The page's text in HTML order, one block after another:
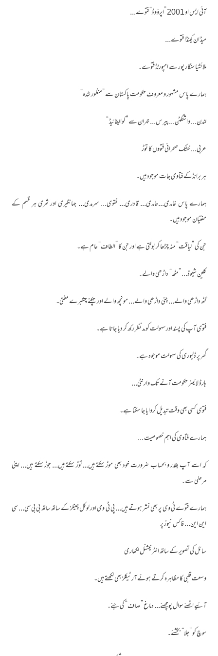
آئی ایس او 2001 ”اپرؤوڈ“ فتوے...
میڈ ان کینڈا فتوے...
ملائشیا سنگار پور سے امپورٹڈ فتوے۔
ہمارے پاس مشہور و معروف حکومت پاکستان سے ”منظور شدہ“
لندن... واشنگٹن... پیرس... تہران سے ”کوالیفائیڈ “
عربی... خشک صحرائی فتووں کا توڑ
ہر برانڈکے فتاوی جات موجود ہیں۔
ہمارے پاس غامدی...حامدی... قادری... نقوی... سرمدی... جہانگیری اور ثمری ہر قسم کے
مفتیان موجود ہیں۔
جن کی ”لیاقت“ منہ چڑھا کر بولتی ہے اور جن کا ”الطاف“ عام ہے۔
کلین شیوڈ... ”مٹھ“ داڑھی والے۔
گٹھ داڑھی والے... چنی داڑھی والے... مونچھ والے اور چکنے چتکبرے مفتی۔
فتوی آپ کی پسند اور سہولت کو مد نظر رکھ کر دیا جاتا ہے۔
گھر پر ڈلیوری کی سہولت موجود ہے۔
ہارڈ لائینر حکومت آنے تک وارنٹی...
فتوی کسی بھی وقت تبدیل کروایا جا سکتا ہے۔
ہمارے فتاوی کی اہم خصوصیت ...
کہ اسے آپ بقدر و بحساب ضرورت خود بھی موڑ سکتے ہیں...توڑ سکتے ہیں... جوڑ سکتے ہیں... اپنی
مرضی سے۔
ہمارے فتوے ٹی وی پر بھی نشر ہوتے ہیں... پی ٹی وی اور لوکل چینلز کے ساتھ ساتھ بی بی سی... سی
این این... فاکس نیوز پر
سائل کی تصویر کے ساتھ انٹرنیشنل لکھاری
وسعت قلبی کا مظاہرہ کرتے ہوئے آرٹیکلز بھی لکھتے ہیں۔
آئیے اٹھئے سوال پوچھئے... دماغ ”صاف“ کی جئے۔
سوچ کو ”جلا“ بخشئے۔